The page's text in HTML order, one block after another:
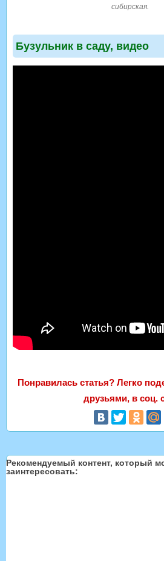
сибирская.
Бузульник в саду, видео
Понравилась статья? Легко
друзьями, в соц.
Рекомендуемый контент, который
заинтересовать: